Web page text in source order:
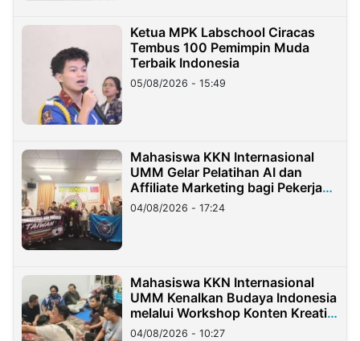
Ketua MPK Labschool Ciracas
Tembus 100 Pemimpin Muda
Terbaik Indonesia
05/08/2026 - 15:49
Mahasiswa KKN Internasional
UMM Gelar Pelatihan AI dan
Affiliate Marketing bagi Pekerja
Migran Indonesia di Taiwan
04/08/2026 - 17:24
Mahasiswa KKN Internasional
UMM Kenalkan Budaya Indonesia
melalui Workshop Konten Kreatif
di Taiwan
04/08/2026 - 10:27